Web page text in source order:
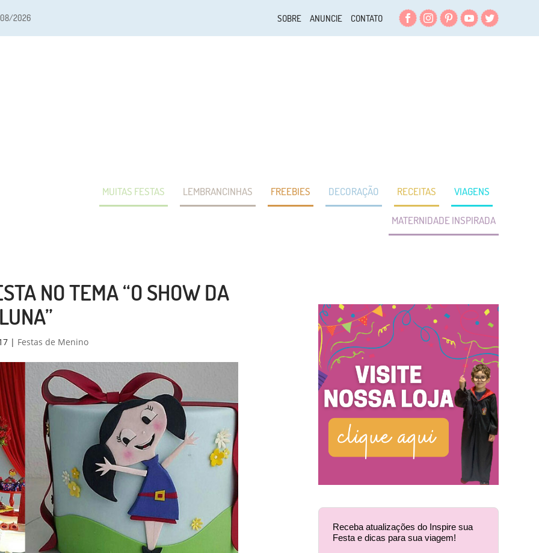
2026 FacebookInstagram
PinterestYouTube
Twitter
SOBRE ANUNCIE CONTATO
MUITAS FESTAS LEMBRANCINHAS FREEBIES DECORAÇÃO RECEITAS VIAGENS
MATERNIDADE INSPIRADA
NO TEMA “O SHOW DA
| Festas de Menino
Receba atualizações do Inspire sua
Festa e dicas para sua viagem!